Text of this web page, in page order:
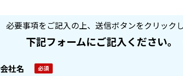
必要事項をご記入の上、送信ボタンをクリック
下記フォームにご記入ください。
会社名